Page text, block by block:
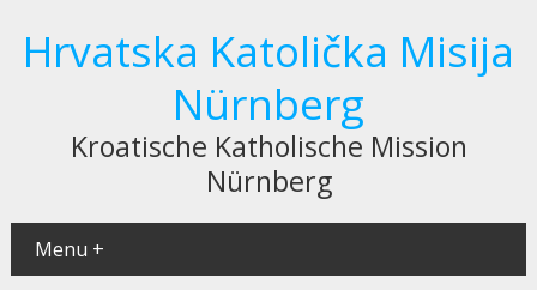
Hrvatska Katolička Misija
Nürnberg
Kroatische Katholische Mission
Nürnberg
Menu +